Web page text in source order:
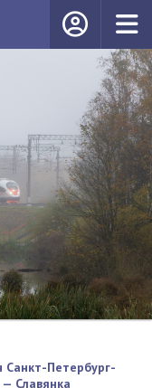
Санкт-Петербург-
Славянка